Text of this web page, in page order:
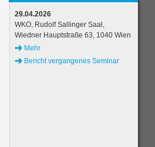
29.04.2026
WKO, Rudolf Sallinger Saal,
Wiedner Hauptstraße 63, 1040 Wien
Mehr
Bericht vergangenes Seminar